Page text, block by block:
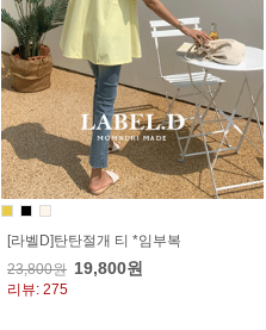
[라벨D]탄탄절개 티 *임부복
23,800원 19,800원
리뷰: 275